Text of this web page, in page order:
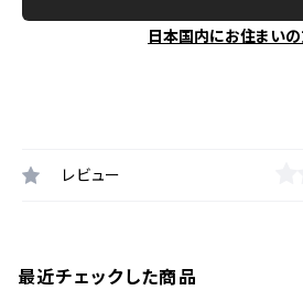
日本国内にお住まい
レビュー
最近チェックした商品